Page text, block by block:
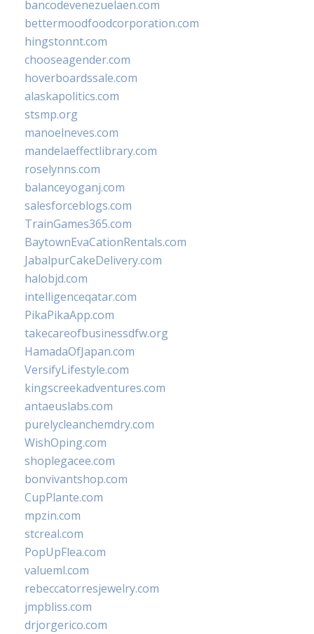
bancodevenezuelaen.com
bettermoodfoodcorporation.com
hingstonnt.com
chooseagender.com
hoverboardssale.com
alaskapolitics.com
stsmp.org
manoelneves.com
mandelaeffectlibrary.com
roselynns.com
balanceyoganj.com
salesforceblogs.com
TrainGames365.com
BaytownEvaCationRentals.com
JabalpurCakeDelivery.com
halobjd.com
intelligenceqatar.com
PikaPikaApp.com
takecareofbusinessdfw.org
HamadaOfJapan.com
VersifyLifestyle.com
kingscreekadventures.com
antaeuslabs.com
purelycleanchemdry.com
WishOping.com
shoplegacee.com
bonvivantshop.com
CupPlante.com
mpzin.com
stcreal.com
PopUpFlea.com
valueml.com
rebeccatorresjewelry.com
jmpbliss.com
drjorgerico.com